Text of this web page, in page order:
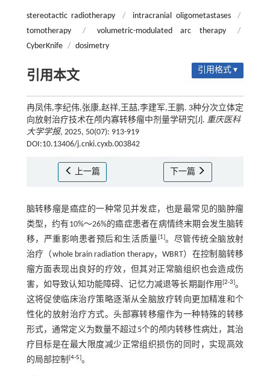
stereotactic radiotherapy / intracranial oligometastases
/
tomotherapy
/ volumetric-modulated arc therapy
/
CyberKnife / dosimetry
引用本文 引用格式 ▾
冉凤伟,李纪伟,张康,赵祥,王喆,李建军,王鹏. 3种分次立体定
向放射治疗技术在颅内寡转移瘤中剂量学研究[J]. 重庆医科
大学学报, 2025, 50(07): 913-919
DOI:10.13406/j.cnki.cyxb.003842
上一篇 下一篇
脑转移瘤是癌症的一种常见并发症，也是最常见的脑肿瘤
类型，约有10%～26%的癌症患者在病情终末期会发生脑转
移，严重影响患者预后和生活质量[1]。尽管传统全脑放射
治疗（whole brain radiation therapy，WBRT）在控制脑转移
瘤方面表现出良好的疗效，但其对正常脑组织也会造成伤
害，如导致认知功能障碍、记忆力减退等长期副作用[2-3]。
这将促使临床治疗策略逐渐从全脑放疗转向更加精准和个
性化的放射治疗方式。头部寡转移瘤作为一种特殊的转移
形式，通常定义为数量不超过5个的颅内转移性病灶，其治
疗目标是在最大限度减少正常组织损伤的同时，实现高效
的局部控制 [4-5]。